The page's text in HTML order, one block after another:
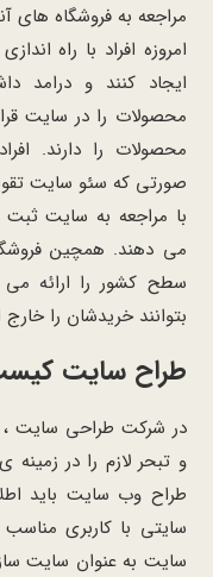
مراجعه به فروشگاه های
امروزه افراد با راه
ایجاد کنند و درامد
محصولات را دارند.
صورتی که سئو سایت
با مراجعه به سایت
می دهند. همچین
سطح کشور را ارائه می
بتوانند خریدشان را
طراح سایت
در شرکت طراحی
و تبحر لازم را در
طراح وب سایت باید
سایتی با کاربری مناسب
سایت به عنوان سایت